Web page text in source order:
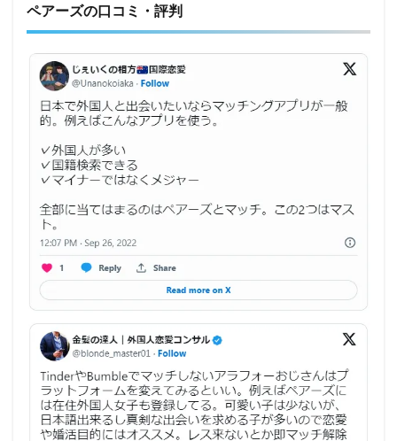
ペアーズの口コミ・評判